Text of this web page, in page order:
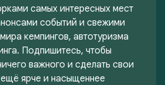
самых интересных мест
событий и свежими
кемпингов, автотуризма
Подпишитесь, чтобы
важного и сделать свои
ярче и насыщеннее